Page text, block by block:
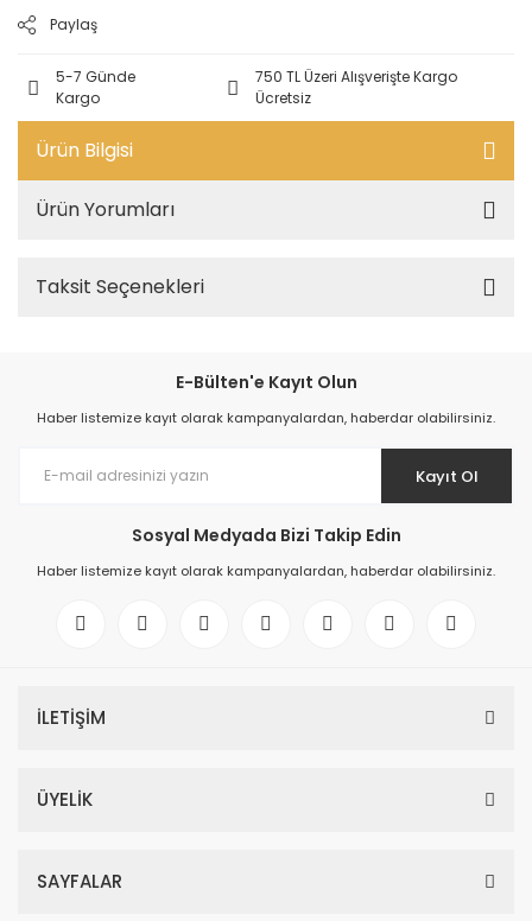
Paylaş
5-7 Günde
Kargo
750 TL Üzeri Alışverişte Kargo
Ücretsiz
Ürün Bilgisi
Ürün Yorumları
Taksit Seçenekleri
E-Bülten'e Kayıt Olun
Haber listemize kayıt olarak kampanyalardan, haberdar olabilirsiniz.
Kayıt Ol
Sosyal Medyada Bizi Takip Edin
Haber listemize kayıt olarak kampanyalardan, haberdar olabilirsiniz.
İLETİŞİM
ÜYELİK
SAYFALAR